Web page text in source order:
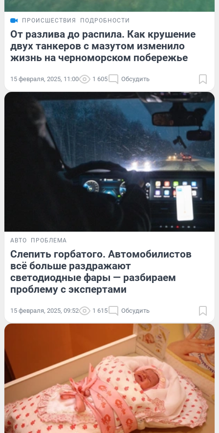
ПРОИСШЕСТВИЯ ПОДРОБНОСТИ
От разлива до распила. Как крушение
двух танкеров с мазутом изменило
жизнь на черноморском побережье
15 февраля, 2025, 11:00 1 605 Обсудить
АВТО ПРОБЛЕМА
Слепить горбатого. Автомобилистов
всё больше раздражают
светодиодные фары — разбираем
проблему с экспертами
15 февраля, 2025, 09:52 1 615 Обсудить